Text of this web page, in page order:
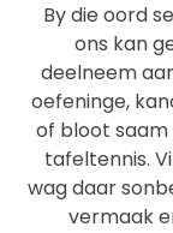
By die oord
ons kan
deelneem
oefeninge,
of bloot saam
tafeltennis.
wag daar
vermaak